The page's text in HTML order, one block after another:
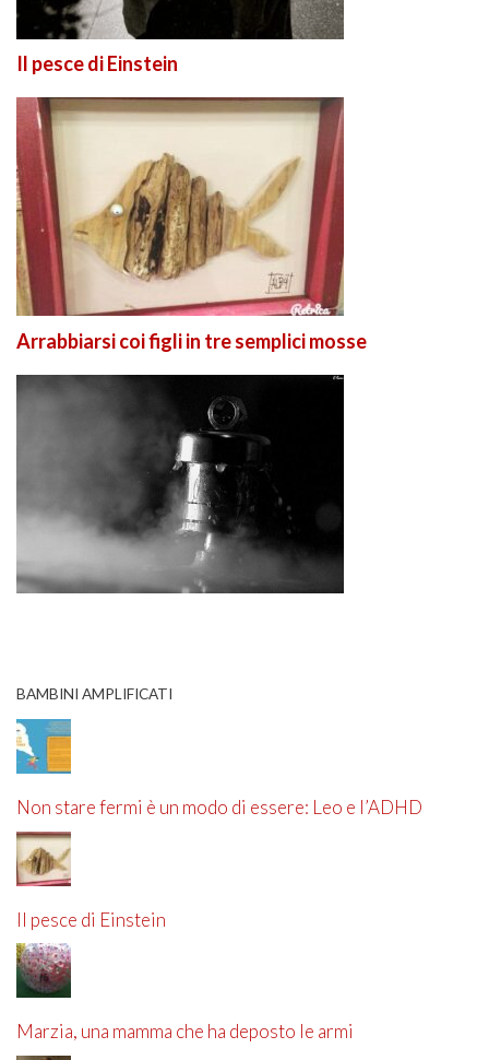
Il pesce di Einstein
Arrabbiarsi coi figli in tre semplici mosse
BAMBINI AMPLIFICATI
Non stare fermi è un modo di essere: Leo e l’ADHD
Il pesce di Einstein
Marzia, una mamma che ha deposto le armi